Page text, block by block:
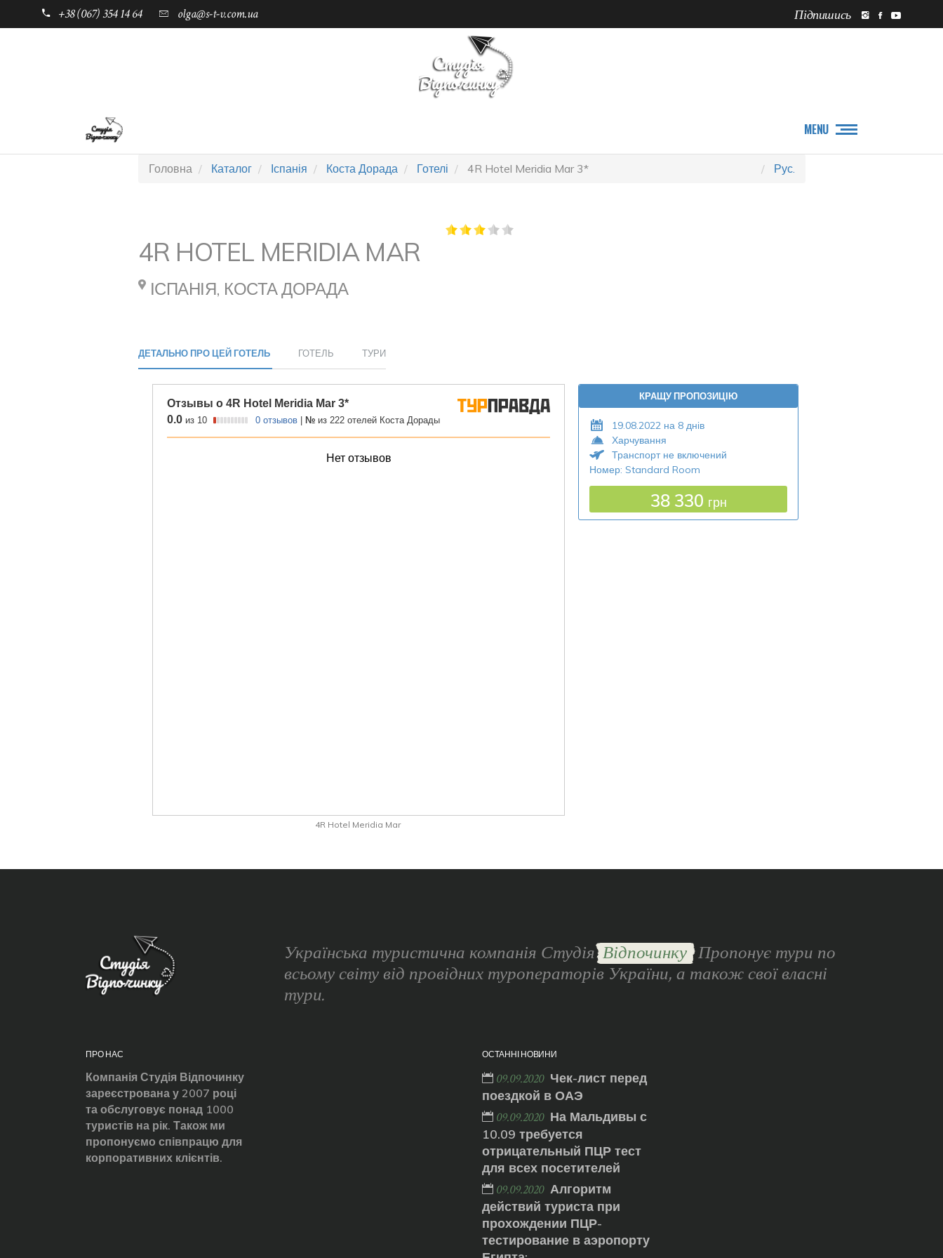
+38 (067) 354 14 64 olga@s-t-v.com.ua Підпишись
MENU
Головна Каталог Іспанія Коста Дорада Готелі 4R Hotel Meridia Mar 3* Рус.
4R HOTEL MERIDIA MAR
ІСПАНІЯ, КОСТА ДОРАДА
ДЕТАЛЬНО ПРО ЦЕЙ ГОТЕЛЬ ГОТЕЛЬ ТУРИ
4R Hotel Meridia Mar
КРАЩУ ПРОПОЗИЦІЮ
19.08.2022 на 8 днів
Харчування
Транспорт не включений
Номер: Standard Room
38 330 грн
Українська туристична компанія СтудіяВідпочинку Пропонує тури по
всьому світу від провідних туроператорів України, а також свої власні
тури.
ПРО НАС
Компанія Студія Відпочинку
зареєстрована у 2007 році
та обслуговує понад 1000
туристів на рік. Також ми
пропонуємо співпрацю для
корпоративних клієнтів.
ОСТАННІ НОВИНИ
09.09.2020 Чек-лист перед
поездкой в ОАЭ
09.09.2020 На Мальдивы с
10.09 требуется
отрицательный ПЦР тест
для всех посетителей
09.09.2020 Алгоритм
действий туриста при
прохождении ПЦР-
тестирование в аэропорту